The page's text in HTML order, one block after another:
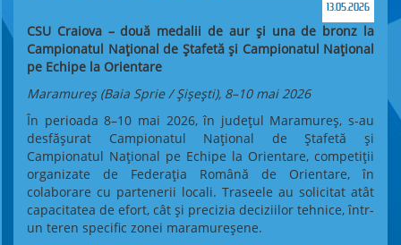
13.05.2026
CSU Craiova – două medalii de aur și una de bronz la
Campionatul Național de Ștafetă și Campionatul Național
pe Echipe la Orientare
Maramureș (Baia Sprie / Șișești), 8–10 mai 2026
În perioada 8–10 mai 2026, în județul Maramureș, s-au
desfășurat Campionatul Național de Ștafetă și
Campionatul Național pe Echipe la Orientare, competiții
organizate de Federația Română de Orientare, în
colaborare cu partenerii locali. Traseele au solicitat atât
capacitatea de efort, cât și precizia deciziilor tehnice, într-
un teren specific zonei maramureșene.